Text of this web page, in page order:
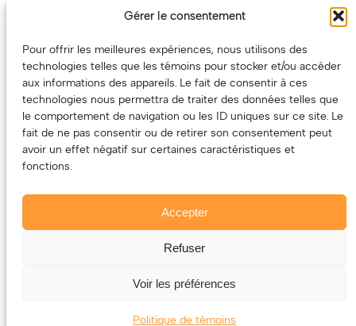
Gérer le consentement
Pour offrir les meilleures expériences, nous utilisons des
technologies telles que les témoins pour stocker et/ou accéder
aux informations des appareils. Le fait de consentir à ces
technologies nous permettra de traiter des données telles que
le comportement de navigation ou les ID uniques sur ce site. Le
fait de ne pas consentir ou de retirer son consentement peut
avoir un effet négatif sur certaines caractéristiques et
fonctions.
Accepter
Refuser
Voir les préférences
Politique de témoins
revient.
(Oui, on va avoir des tarifs spéciaux pour vous, les
artistes!)
Le contenu (texte et photos) appartient à ses créatrices et